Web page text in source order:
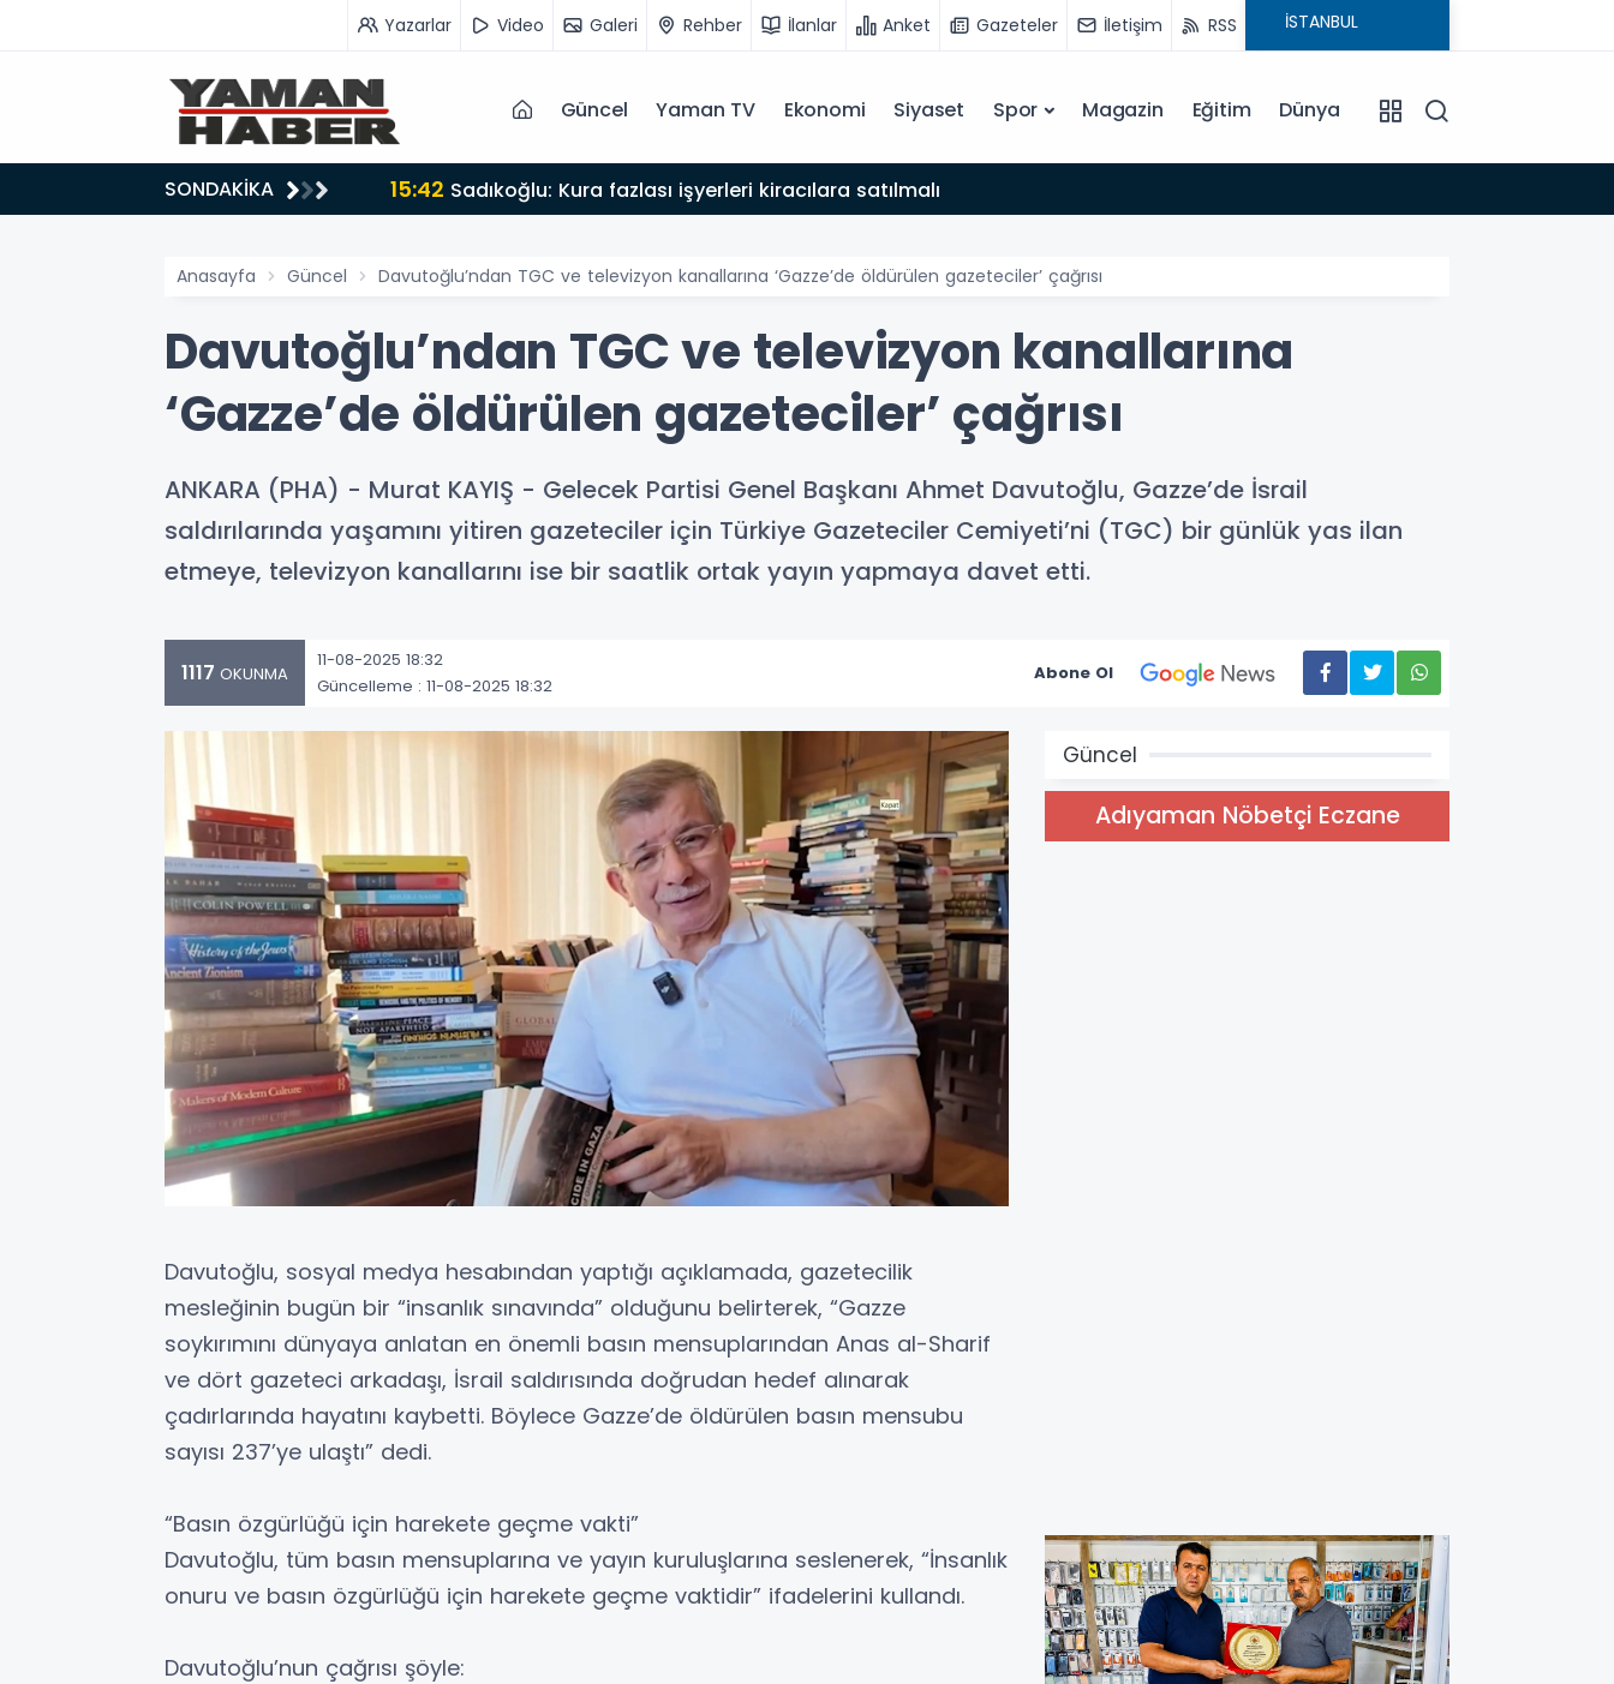
Yazarlar Video Galeri Rehber İlanlar Anket Gazeteler İletişim RSS
Güncel Yaman TV Ekonomi Siyaset Spor Magazin Eğitim Dünya
SONDAKİKA
tarafında olmayı seçtim’ 15:42 Sadıkoğlu: Kura fazlası işyerleri kiracılara satılmalı
Anasayfa Güncel Davutoğlu’ndan TGC ve televizyon kanallarına ‘Gazze’de öldürülen gazeteciler’ çağrısı
Davutoğlu’ndan TGC ve televizyon kanallarına
‘Gazze’de öldürülen gazeteciler’ çağrısı
ANKARA (PHA) - Murat KAYIŞ - Gelecek Partisi Genel Başkanı Ahmet Davutoğlu, Gazze’de İsrail
saldırılarında yaşamını yitiren gazeteciler için Türkiye Gazeteciler Cemiyeti’ni (TGC) bir günlük yas ilan
etmeye, televizyon kanallarını ise bir saatlik ortak yayın yapmaya davet etti.
1117 OKUNMA
11-08-2025 18:32
Güncelleme : 11-08-2025 18:32
Abone Ol
Davutoğlu, sosyal medya hesabından yaptığı açıklamada, gazetecilik
mesleğinin bugün bir “insanlık sınavında” olduğunu belirterek, “Gazze
soykırımını dünyaya anlatan en önemli basın mensuplarından Anas al-Sharif
ve dört gazeteci arkadaşı, İsrail saldırısında doğrudan hedef alınarak
çadırlarında hayatını kaybetti. Böylece Gazze’de öldürülen basın mensubu
sayısı 237’ye ulaştı” dedi.
“Basın özgürlüğü için harekete geçme vakti”
Davutoğlu, tüm basın mensuplarına ve yayın kuruluşlarına seslenerek, “İnsanlık
onuru ve basın özgürlüğü için harekete geçme vaktidir” ifadelerini kullandı.
Davutoğlu’nun çağrısı şöyle:
Güncel
Adıyaman Nöbetçi Eczane